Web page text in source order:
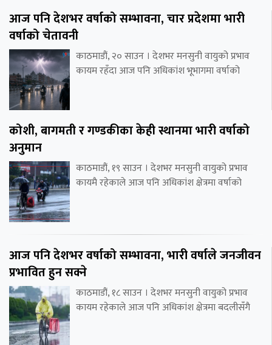
आज पनि देशभर वर्षाको सम्भावना, चार प्रदेशमा भारी
वर्षाको चेतावनी
काठमाडौं, २० साउन । देशभर मनसुनी वायुको प्रभाव
कायम रहँदा आज पनि अधिकांश भूभागमा वर्षाको
कोशी, बागमती र गण्डकीका केही स्थानमा भारी वर्षाको
अनुमान
काठमाडौं, १९ साउन । देशभर मनसुनी वायुको प्रभाव
कायमै रहेकाले आज पनि अधिकांश क्षेत्रमा वर्षाको
आज पनि देशभर वर्षाको सम्भावना, भारी वर्षाले जनजीवन
प्रभावित हुन सक्ने
काठमाडौं, १८ साउन । देशभर मनसुनी वायुको प्रभाव
कायम रहेकाले आज पनि अधिकांश क्षेत्रमा बदलीसँगै